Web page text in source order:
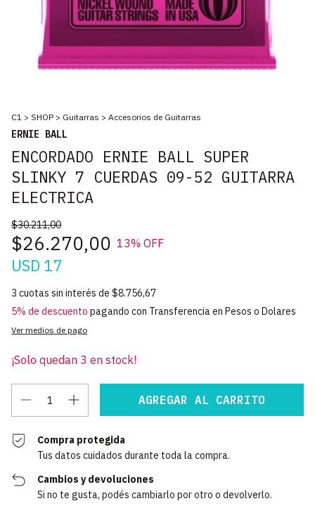
C1 > SHOP > Guitarras > Accesorios de Guitarras
ERNIE BALL
ENCORDADO ERNIE BALL SUPER
SLINKY 7 CUERDAS 09-52 GUITARRA
ELECTRICA
$30.211,00
$26.270,00 13% OFF
USD 17
3 cuotas sin interés de $8.756,67
5% de descuento pagando con Transferencia en Pesos o Dolares
Ver medios de pago
¡Solo quedan 3 en stock!
Compra protegida
Tus datos cuidados durante toda la compra.
Cambios y devoluciones
Si no te gusta, podés cambiarlo por otro o devolverlo.